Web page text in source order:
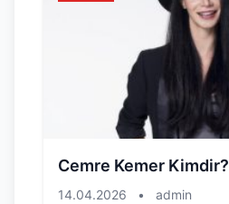
Cemre Kemer Kimdir?
14.04.2026 • admin